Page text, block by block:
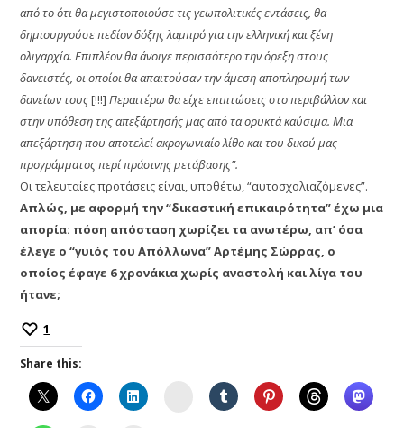
από το ότι θα μεγιστοποιούσε τις γεωπολιτικές εντάσεις, θα
δημιουργούσε πεδίον δόξης λαμπρό για την ελληνική και ξένη
ολιγαρχία. Επιπλέον θα άνοιγε περισσότερο την όρεξη στους
δανειστές, οι οποίοι θα απαιτούσαν την άμεση αποπληρωμή των
δανείων τους[!!!]Περαιτέρω θα είχε επιπτώσεις στο περιβάλλον και
στην υπόθεση της απεξάρτησής μας από τα ορυκτά καύσιμα. Μια
απεξάρτηση που αποτελεί ακρογωνιαίο λίθο και του δικού μας
προγράμματος περί πράσινης μετάβασης”.
Οι τελευταίες προτάσεις είναι, υποθέτω, “αυτοσχολιαζόμενες”.
Απλώς, με αφορμή την “δικαστική επικαιρότητα” έχω μια
απορία: πόση απόσταση χωρίζει τα ανωτέρω, απ’ όσα
έλεγε ο “γυιός του Απόλλωνα” Αρτέμης Σώρρας, ο
οποίος έφαγε 6 χρονάκια χωρίς αναστολή και λίγα του
ήτανε;
1
Share this:
Instagram